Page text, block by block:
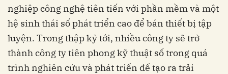
nghiệp công nghệ tiên tiến với phần mềm và một
hệ sinh thái số phát triển cao để bán thiết bị tập
luyện. Trong thập kỷ tới, nhiều công ty sẽ trở
thành công ty tiên phong kỹ thuật số trong quá
trình nghiên cứu và phát triển để tạo ra trải